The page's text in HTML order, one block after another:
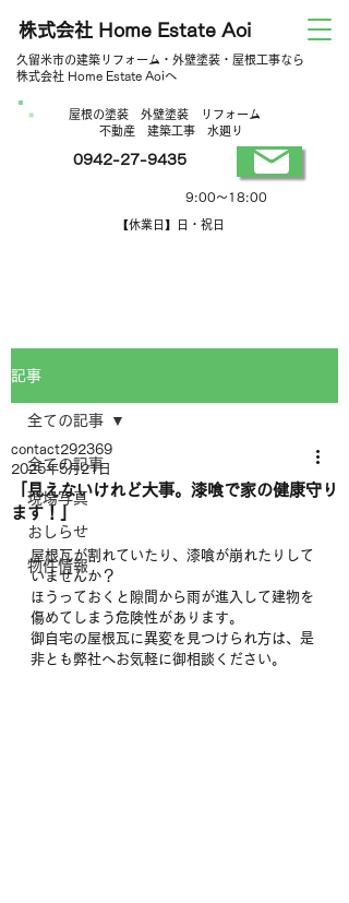
株式会社 Home Estate Aoi
久留米市の建築リフォーム・外壁塗装・屋根工事なら
株式会社 Home Estate Aoiへ
屋根の塗装 外壁塗装 リフォーム
不動産 建築工事 水廻り
0942-27-9435
9:00～18:00
【休業日】日・祝日
記事
全ての記事
現場写真
おしらせ
物件情報
全ての記事
「見えないけれど大事。漆喰で家の健康守り
ます！」
contact292369
2025年5月21日
屋根瓦が割れていたり、漆喰が崩れたりして
いませんか？
ほうっておくと隙間から雨が進入して建物を
傷めてしまう危険性があります。
御自宅の屋根瓦に異変を見つけられ方は、是
非とも弊社へお気軽に御相談ください。